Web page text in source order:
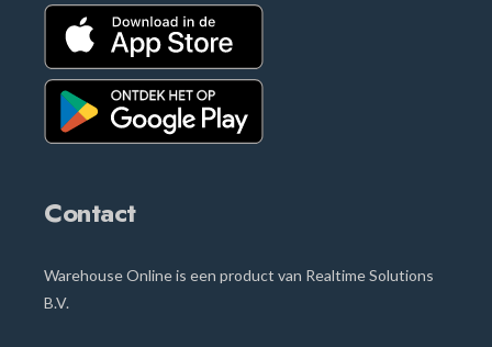
Contact
Warehouse Online is een product van Realtime Solutions
B.V.